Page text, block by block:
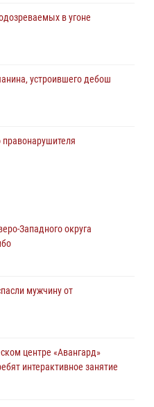
в угоне
устроившего дебош
и призеры Чемпионатов
по спортивному и боевому
ВНЕВЕДОМСТВЕННОЙ
Западного округа
мужчину от
центре «Авангард»
интерактивное занятие